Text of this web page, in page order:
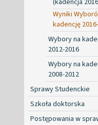
Wyniki
kadencję
Wybory na
2012-2016
Wybory na
2008-2012
Sprawy Studenckie
Szkoła doktorska
Postępowania w